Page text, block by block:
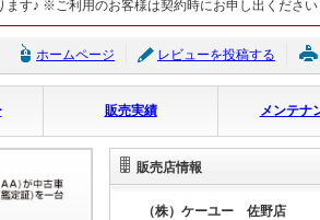
す♪ ※ご利用のお客様は契約時にお申し出ください
ホームページ レビューを投稿する
販売実績 メンテナ
販売店情報
（株）ケーユー 佐野店